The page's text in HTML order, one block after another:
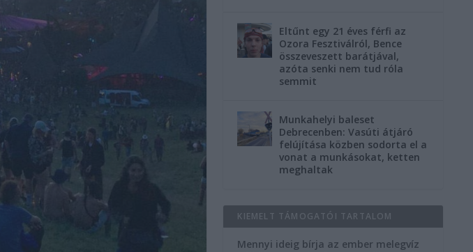
Eltűnt egy 21 éves férfi az
Ozora Fesztiválról, Bence
összeveszett barátjával,
azóta senki nem tud róla
semmit
Munkahelyi baleset
Debrecenben: Vasúti átjáró
felújítása közben sodorta el a
vonat a munkásokat, ketten
meghaltak
KIEMELT TÁMOGATÓI TARTALOM
Mennyi ideig bírja az ember melegvíz